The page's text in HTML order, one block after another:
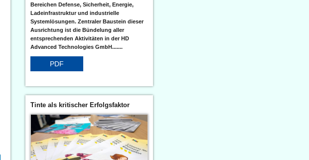
Bereichen Defense, Sicherheit, Energie,
Ladeinfrastruktur und industrielle
Systemlösungen. Zentraler Baustein dieser
Ausrichtung ist die Bündelung aller
entsprechenden Aktivitäten in der HD
Advanced Technologies GmbH.......
PDF
Tinte als kritischer Erfolgsfaktor